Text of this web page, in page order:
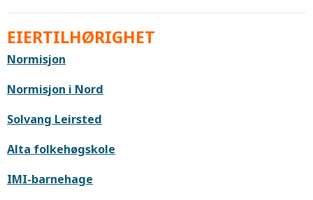
EIERTILHØRIGHET
Normisjon
Normisjon i Nord
Solvang Leirsted
Alta folkehøgskole
IMI-barnehage